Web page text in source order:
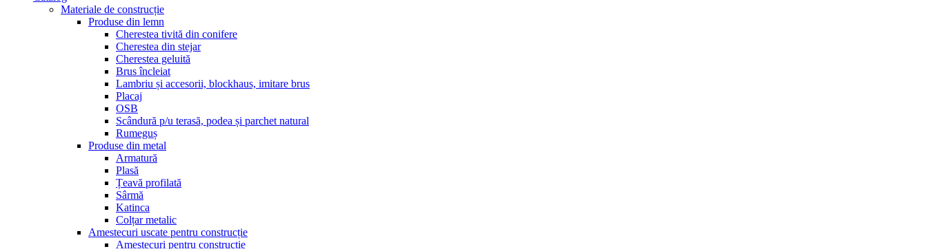
Materiale de construcție
Produse din lemn
Cherestea tivită din conifere
Cherestea din stejar
Cherestea geluită
Brus încleiat
Lambriu și accesorii, blockhaus, imitare brus
Placaj
OSB
Scândură p/u terasă, podea și parchet natural
Rumeguș
Produse din metal
Armatură
Plasă
Țeavă profilată
Sârmă
Katinca
Colțar metalic
Amestecuri uscate pentru construcție
Amestecuri pentru construcție